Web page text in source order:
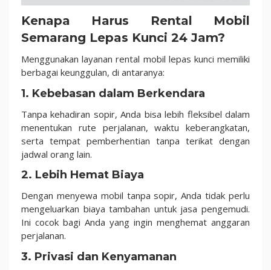
Kenapa Harus Rental Mobil
Semarang Lepas Kunci 24 Jam?
Menggunakan layanan rental mobil lepas kunci memiliki
berbagai keunggulan, di antaranya:
1. Kebebasan dalam Berkendara
Tanpa kehadiran sopir, Anda bisa lebih fleksibel dalam
menentukan rute perjalanan, waktu keberangkatan,
serta tempat pemberhentian tanpa terikat dengan
jadwal orang lain.
2. Lebih Hemat Biaya
Dengan menyewa mobil tanpa sopir, Anda tidak perlu
mengeluarkan biaya tambahan untuk jasa pengemudi.
Ini cocok bagi Anda yang ingin menghemat anggaran
perjalanan.
3. Privasi dan Kenyamanan